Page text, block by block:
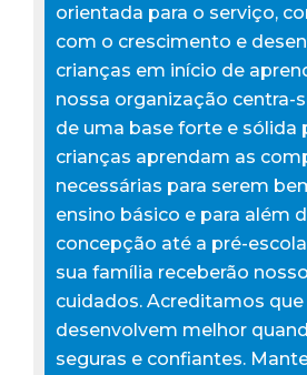
orientada para o serviço,
com o crescimento e
crianças em início de
nossa organização centra-
de uma base forte e sólida
crianças aprendam as
necessárias para serem
ensino básico e para além
concepção até a pré-
sua família receberão
cuidados. Acreditamos que
desenvolvem melhor
seguras e confiantes.